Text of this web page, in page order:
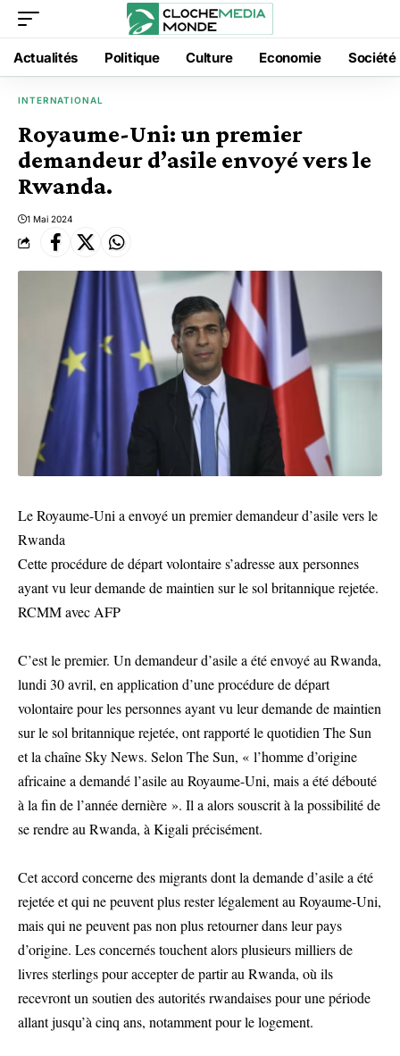
Actualités Politique Culture Economie Société
INTERNATIONAL
Royaume-Uni: un premier
demandeur d’asile envoyé vers le
Rwanda.
1 Mai 2024
Le Royaume-Uni a envoyé un premier demandeur d’asile vers le
Rwanda
Cette procédure de départ volontaire s’adresse aux personnes
ayant vu leur demande de maintien sur le sol britannique rejetée.
RCMM avec AFP
C’est le premier. Un demandeur d’asile a été envoyé au Rwanda,
lundi 30 avril, en application d’une procédure de départ
volontaire pour les personnes ayant vu leur demande de maintien
sur le sol britannique rejetée, ont rapporté le quotidien The Sun
et la chaîne Sky News. Selon The Sun, « l’homme d’origine
africaine a demandé l’asile au Royaume-Uni, mais a été débouté
à la fin de l’année dernière ». Il a alors souscrit à la possibilité de
se rendre au Rwanda, à Kigali précisément.
Cet accord concerne des migrants dont la demande d’asile a été
rejetée et qui ne peuvent plus rester légalement au Royaume-Uni,
mais qui ne peuvent pas non plus retourner dans leur pays
d’origine. Les concernés touchent alors plusieurs milliers de
livres sterlings pour accepter de partir au Rwanda, où ils
recevront un soutien des autorités rwandaises pour une période
allant jusqu’à cinq ans, notamment pour le logement.